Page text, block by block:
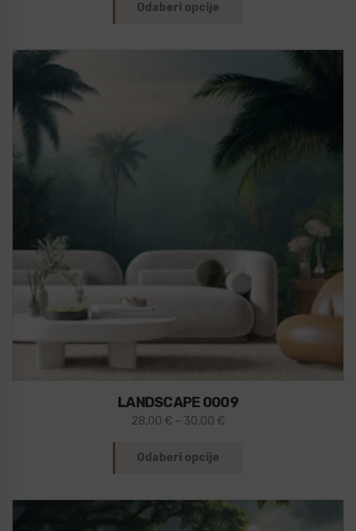
Odaberi opcije
LANDSCAPE 0009
28,00 € – 30,00 €
Odaberi opcije